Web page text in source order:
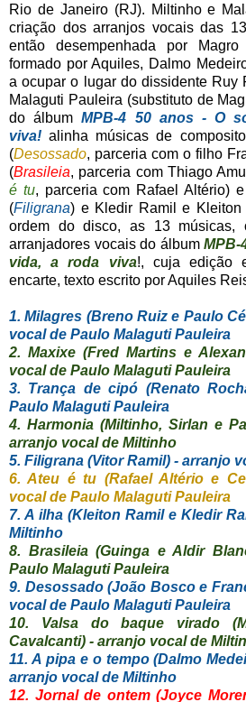
Rio de Janeiro (RJ). Miltinho e
criação dos arranjos vocais das
então desempenhada por
formado por Aquiles, Dalmo
a ocupar o lugar do dissidente Ruy
Malaguti Pauleira (substituto de
do álbumMPB-4 50 anos - O
viva! alinha músicas de
(Desossado, parceria com o filho
(Brasileia, parceria com Thiago
é tu, parceria com Rafael Altério)
(Filigrana) e Kledir Ramil e Kleiton
ordem do disco, as 13 músicas,
arranjadores vocais do álbum MPB-
vida, a roda viva!, cuja edição
encarte, texto escrito por Aquiles
1. Milagres (Breno Ruiz e Paulo
vocal de Paulo Malaguti Pauleira
2. Maxixe (Fred Martins e
vocal de Paulo Malaguti Pauleira
3. Trança de cipó (Renato
Paulo Malaguti Pauleira
4. Harmonia (Miltinho, Sirlan e
arranjo vocal de Miltinho
5. Filigrana (Vitor Ramil) - arranjo
6. Ateu é tu (Rafael Altério e
vocal de Paulo Malaguti Pauleira
7. A ilha (Kleiton Ramil e Kledir
Miltinho
8. Brasileia (Guinga e Aldir
Paulo Malaguti Pauleira
9. Desossado (João Bosco e
vocal de Paulo Malaguti Pauleira
10. Valsa do baque virado
Cavalcanti) - arranjo vocal de
11. A pipa e o tempo (Dalmo
arranjo vocal de Miltinho
12. Jornal de ontem (Joyce